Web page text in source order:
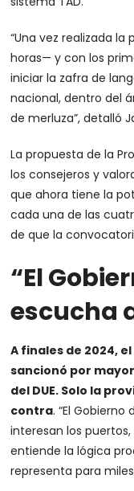
“Una vez realizada
horas— y con los
iniciar la zafra de
nacional, dentro del
de merluza”, detalló
La propuesta de la
los consejeros y
que ahora tiene la
cada una de las
de que la
“El
escucha
A finales de 2024,
sancionó por
del DUE. Solo la
contra. “El
interesan los puertos,
entiende la lógica
representa para